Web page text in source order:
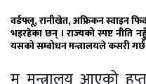
वर्डफ्लू, रानीखेत, अफ्रिकन स्वाइन
भइरहेका छन् । राज्यको स्पष्ट नीति
यसको सम्बोधन मन्त्रालयले कसरी